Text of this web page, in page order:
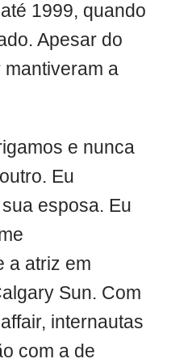
1999, quando
Apesar do
mantiveram a
e nunca
Eu
esposa. Eu
a atriz em
Sun. Com
internautas
com a de